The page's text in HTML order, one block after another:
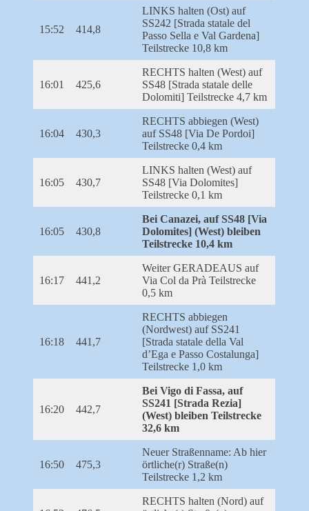
15:52 414,8
LINKS halten (Ost) auf
SS242 [Strada statale del
Passo Sella e Val Gardena]
Teilstrecke 10,8 km
16:01 425,6
RECHTS halten (West) auf
SS48 [Strada statale delle
Dolomiti] Teilstrecke 4,7 km
16:04 430,3
RECHTS abbiegen (West)
auf SS48 [Via De Pordoi]
Teilstrecke 0,4 km
16:05 430,7
LINKS halten (West) auf
SS48 [Via Dolomites]
Teilstrecke 0,1 km
16:05 430,8
Bei Canazei, auf SS48 [Via
Dolomites] (West) bleiben
Teilstrecke 10,4 km
16:17 441,2
Weiter GERADEAUS auf
Via Col da Prà Teilstrecke
0,5 km
16:18 441,7
RECHTS abbiegen
(Nordwest) auf SS241
[Strada statale della Val
d’Ega e Passo Costalunga]
Teilstrecke 1,0 km
16:20 442,7
Bei Vigo di Fassa, auf
SS241 [Strada Rezia]
(West) bleiben Teilstrecke
32,6 km
16:50 475,3
Neuer Straßenname: Ab hier
örtliche(r) Straße(n)
Teilstrecke 1,2 km
RECHTS halten (Nord) auf